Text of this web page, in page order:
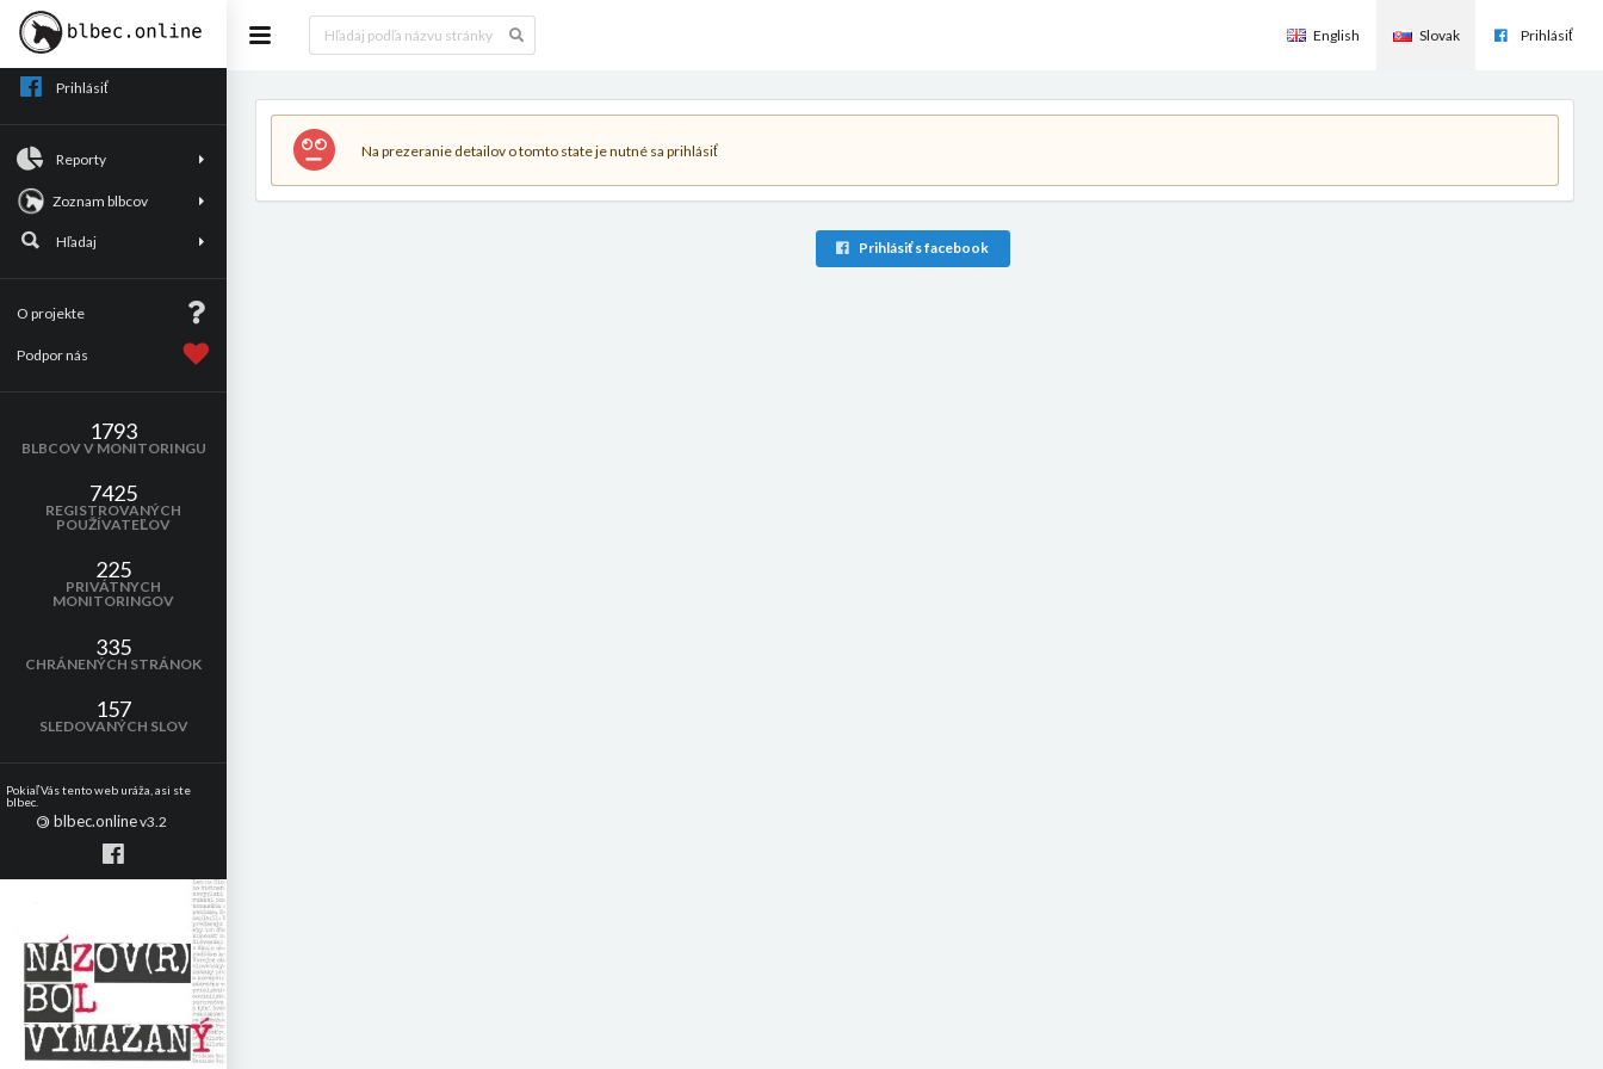
Prihlásiť
Reporty
Zoznam blbcov
Hľadaj
O projekte
Podpor nás
1793
BLBCOV V MONITORINGU
7425
REGISTROVANÝCH
POUŽÍVATEĽOV
225
PRIVÁTNYCH
MONITORINGOV
335
CHRÁNENÝCH STRÁNOK
157
SLEDOVANÝCH SLOV
Pokiaľ Vás tento web uráža, asi ste
blbec.
© blbec.onlinev3.2
English Slovak Prihlásiť
Na prezeranie detailov o tomto state je nutné sa prihlásiť
Prihlásiť s facebook